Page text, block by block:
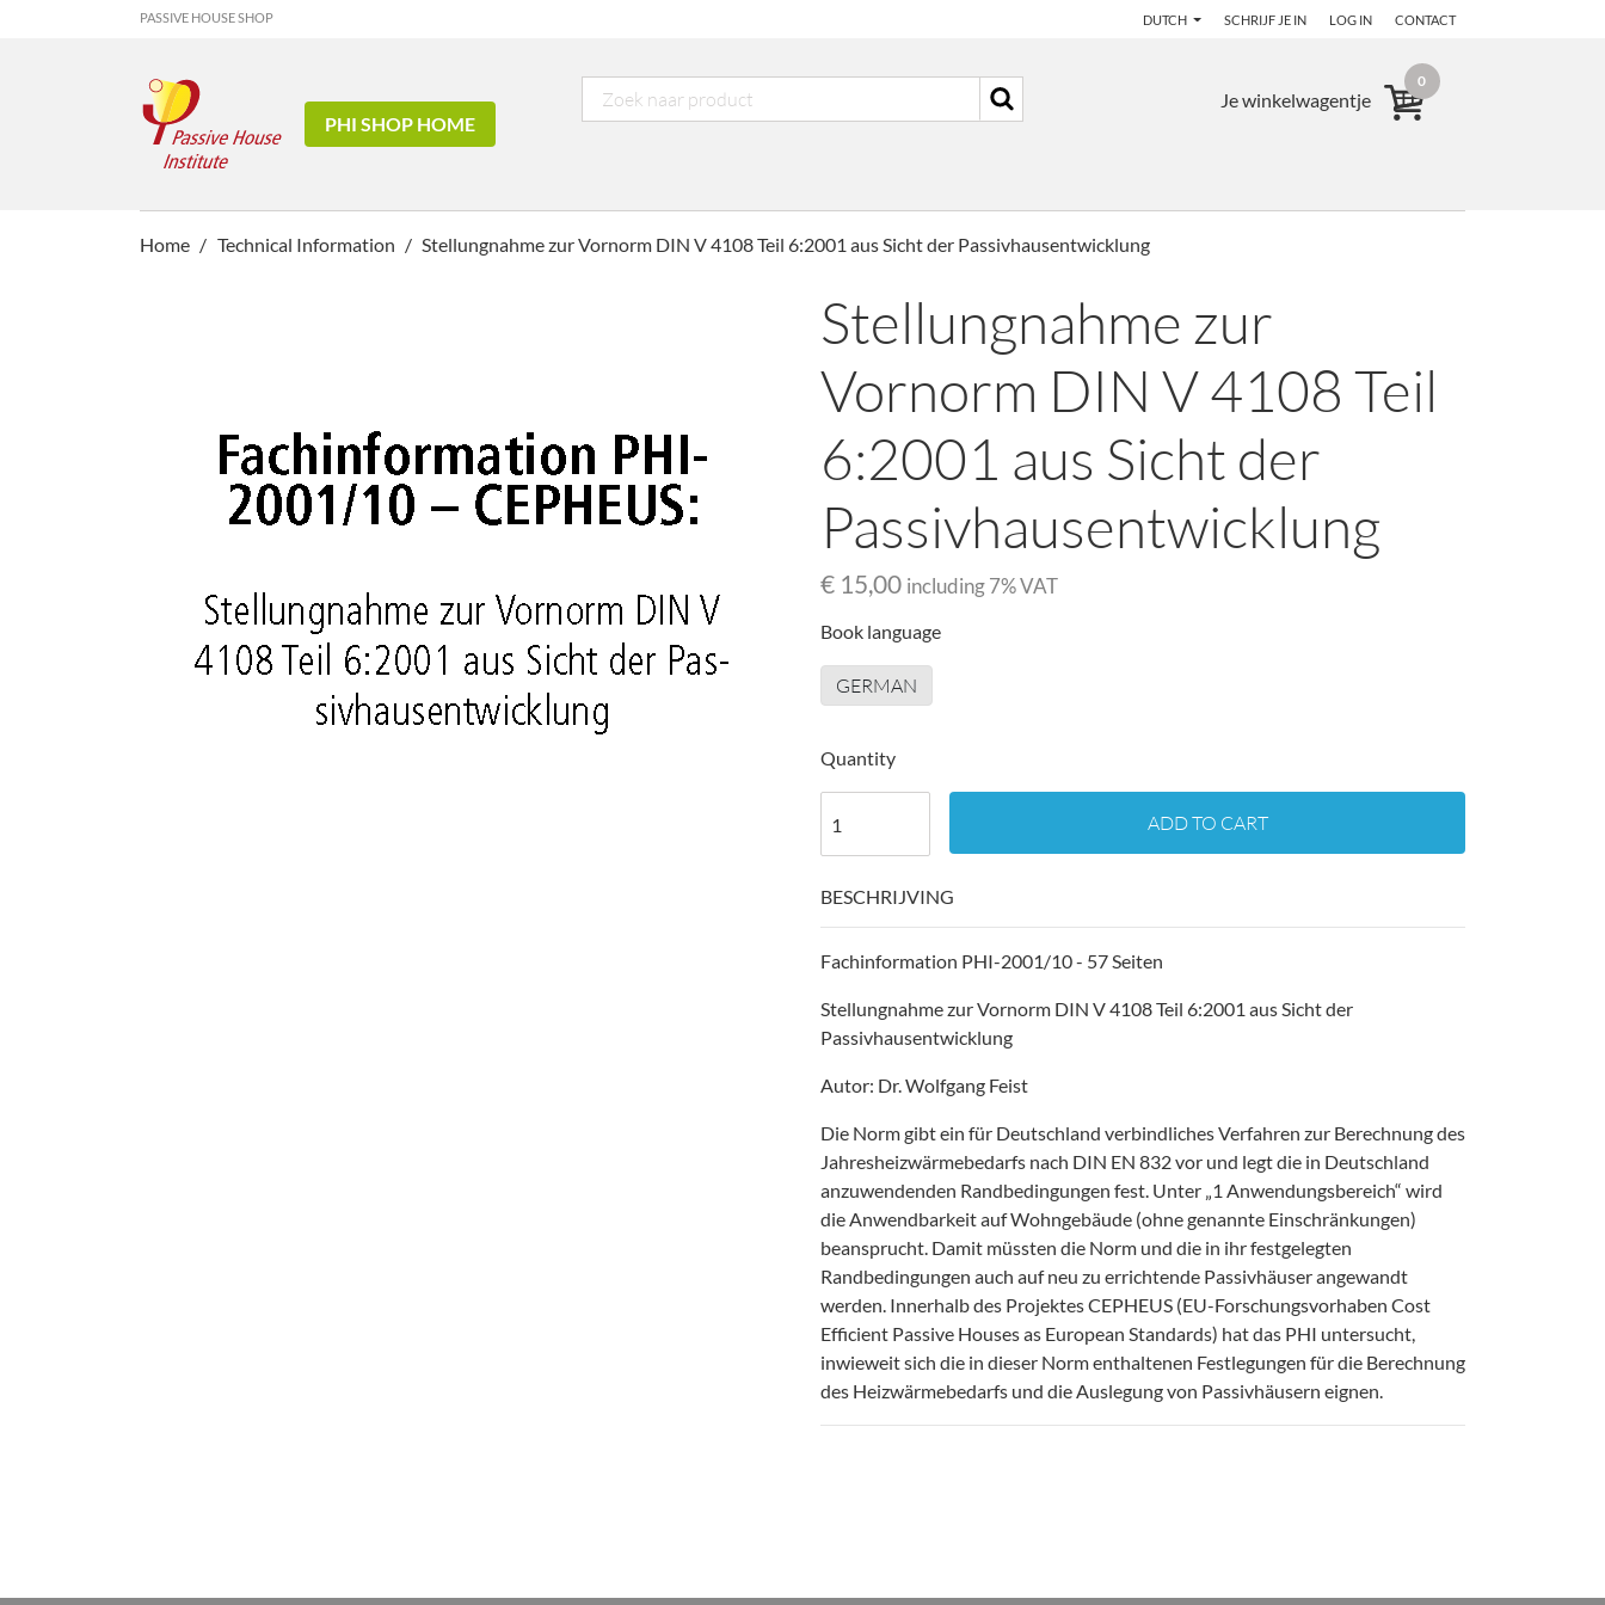
PASSIVE HOUSE SHOP DUTCH SCHRIJF JE IN LOG IN CONTACT
PHI SHOP HOME
Je winkelwagentje
0
Home Technical Information Stellungnahme zur Vornorm DIN V 4108 Teil 6:2001 aus Sicht der Passivhausentwicklung
Stellungnahme zur
Vornorm DIN V 4108 Teil
6:2001 aus Sicht der
Passivhausentwicklung
€ 15,00 including 7% VAT
Book language
GERMAN
Quantity
ADD TO CART
BESCHRIJVING
Fachinformation PHI-2001/10 - 57 Seiten
Stellungnahme zur Vornorm DIN V 4108 Teil 6:2001 aus Sicht der
Passivhausentwicklung
Autor: Dr. Wolfgang Feist
Die Norm gibt ein für Deutschland verbindliches Verfahren zur Berechnung des
Jahresheizwärmebedarfs nach DIN EN 832 vor und legt die in Deutschland
anzuwendenden Randbedingungen fest. Unter „1 Anwendungsbereich“ wird
die Anwendbarkeit auf Wohngebäude (ohne genannte Einschränkungen)
beansprucht. Damit müssten die Norm und die in ihr festgelegten
Randbedingungen auch auf neu zu errichtende Passivhäuser angewandt
werden. Innerhalb des Projektes CEPHEUS (EU-Forschungsvorhaben Cost
Efficient Passive Houses as European Standards) hat das PHI untersucht,
inwieweit sich die in dieser Norm enthaltenen Festlegungen für die Berechnung
des Heizwärmebedarfs und die Auslegung von Passivhäusern eignen.